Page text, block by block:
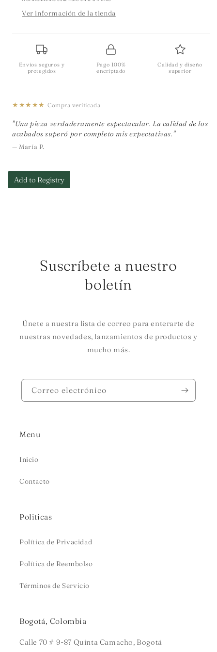
Ver información de la tienda
Envíos seguros y
protegidos
Pago 100%
encriptado
Calidad y diseño
superior
★★★★★ Compra verificada
"Una pieza verdaderamente espectacular. La calidad de los
acabados superó por completo mis expectativas."
— María P.
Add to Registry
Suscríbete a nuestro
boletín
Únete a nuestra lista de correo para enterarte de
nuestras novedades, lanzamientos de productos y
mucho más.
Correo electrónico
Menu
Inicio
Contacto
Politicas
Política de Privacidad
Política de Reembolso
Términos de Servicio
Bogotá, Colombia
Calle 70 # 9-87 Quinta Camacho, Bogotá